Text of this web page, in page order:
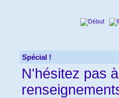
Spécial !
N'hésitez pas